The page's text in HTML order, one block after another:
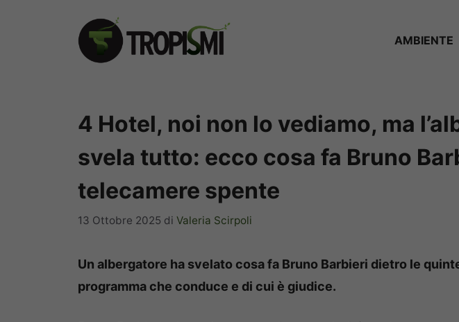
AMBIENTE
4 Hotel, noi non lo vediamo, ma
svela tutto: ecco cosa fa Bruno
telecamere spente
13 Ottobre 2025 di Valeria Scirpoli
Un albergatore ha svelato cosa fa Bruno Barbieri dietro le
programma che conduce e di cui è giudice.